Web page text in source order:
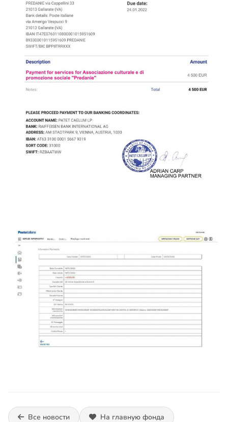
Все новости На главную фонда